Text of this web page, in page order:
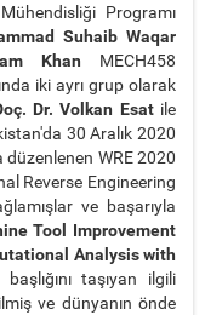
Programı
Suhaib Waqar
Khan MECH458
iki ayrı grup olarak
Dr. Volkan Esatile
30 Aralık 2020
WRE 2020
Reverse Engineering
ve başarıyla
Tool Improvement
Analysis with
başlığını taşıyan ilgili
ve dünyanın önde